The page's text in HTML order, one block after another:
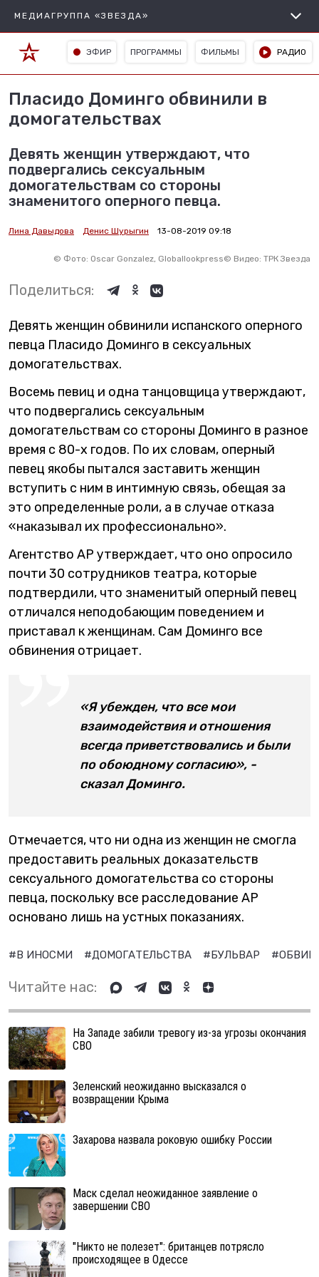
МЕДИАГРУППА «ЗВЕЗДА»
ЭФИР ПРОГРАММЫ ФИЛЬМЫ РАДИО
Пласидо Доминго обвинили в
домогательствах
Девять женщин утверждают, что
подвергались сексуальным
домогательствам со стороны
знаменитого оперного певца.
Лина Давыдова Денис Шурыгин 13-08-2019 09:18
© Фото: Oscar Gonzalez, Globallookpress© Видео: ТРК Звезда
Поделиться:
Девять женщин обвинили испанского оперного
певца Пласидо Доминго в сексуальных
домогательствах.
Восемь певиц и одна танцовщица утверждают,
что подвергались сексуальным
домогательствам со стороны Доминго в разное
время с 80-х годов. По их словам, оперный
певец якобы пытался заставить женщин
вступить с ним в интимную связь, обещая за
это определенные роли, а в случае отказа
«наказывал их профессионально».
Агентство AP утверждает, что оно опросило
почти 30 сотрудников театра, которые
подтвердили, что знаменитый оперный певец
отличался неподобающим поведением и
приставал к женщинам. Сам Доминго все
обвинения отрицает.
«Я убежден, что все мои
взаимодействия и отношения
всегда приветствовались и были
по обоюдному согласию», -
сказал Доминго.
Отмечается, что ни одна из женщин не смогла
предоставить реальных доказательств
сексуального домогательства со стороны
певца, поскольку все расследование AP
основано лишь на устных показаниях.
#В ИНОСМИ #ДОМОГАТЕЛЬСТВА #БУЛЬВАР
Читайте нас:
На Западе забили тревогу из-за угрозы окончания
СВО
Зеленский неожиданно высказался о
возвращении Крыма
Захарова назвала роковую ошибку России
Маск сделал неожиданное заявление о
завершении СВО
"Никто не полезет": британцев потрясло
происходящее в Одессе